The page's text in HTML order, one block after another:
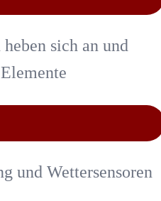
sich an und
und Wettersensoren